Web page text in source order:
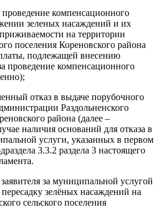
проведение компенсационного
зеленых насаждений и их
на территории
поселения Кореновского района
платы, подлежащей внесению
проведение компенсационного
отказ в выдаче порубочного
Раздольненского
района (далее –
наличия оснований для отказа в
услуги, указанных в первом
3.3.2 раздела 3 настоящего
за муниципальной услугой
зелёных насаждений на
сельского поселения